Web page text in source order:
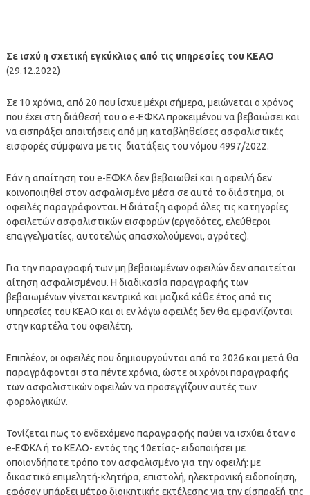
Σε ισχύ η σχετική εγκύκλιος από τις υπηρεσίες του ΚΕΑΟ
(29.12.2022)
Σε 10 χρόνια, από 20 που ίσχυε μέχρι σήμερα, μειώνεται ο χρόνος
που έχει στη διάθεσή του ο e-ΕΦΚΑ προκειμένου να βεβαιώσει και
να εισπράξει απαιτήσεις από μη καταβληθείσες ασφαλιστικές
εισφορές σύμφωνα με τις διατάξεις του νόμου 4997/2022.
Εάν η απαίτηση του e-ΕΦΚΑ δεν βεβαιωθεί και η οφειλή δεν
κοινοποιηθεί στον ασφαλισμένο μέσα σε αυτό το διάστημα, οι
οφειλές παραγράφονται. Η διάταξη αφορά όλες τις κατηγορίες
οφειλετών ασφαλιστικών εισφορών (εργοδότες, ελεύθεροι
επαγγελματίες, αυτοτελώς απασχολούμενοι, αγρότες).
Για την παραγραφή των μη βεβαιωμένων οφειλών δεν απαιτείται
αίτηση ασφαλισμένου. Η διαδικασία παραγραφής των
βεβαιωμένων γίνεται κεντρικά και μαζικά κάθε έτος από τις
υπηρεσίες του KEAO και οι εν λόγω οφειλές δεν θα εμφανίζονται
στην καρτέλα του οφειλέτη.
Επιπλέον, οι οφειλές που δημιουργούνται από το 2026 και μετά θα
παραγράφονται στα πέντε χρόνια, ώστε οι χρόνοι παραγραφής
των ασφαλιστικών οφειλών να προσεγγίζουν αυτές των
φορολογικών.
Τονίζεται πως το ενδεχόμενο παραγραφής παύει να ισχύει όταν ο
e-ΕΦΚΑ ή το ΚΕΑΟ- εντός της 10ετίας- ειδοποιήσει με
οποιονδήποτε τρόπο τον ασφαλισμένο για την οφειλή: με
δικαστικό επιμελητή-κλητήρα, επιστολή, ηλεκτρονική ειδοποίηση,
εφόσον υπάρξει μέτρο διοικητικής εκτέλεσης για την είσπραξή της